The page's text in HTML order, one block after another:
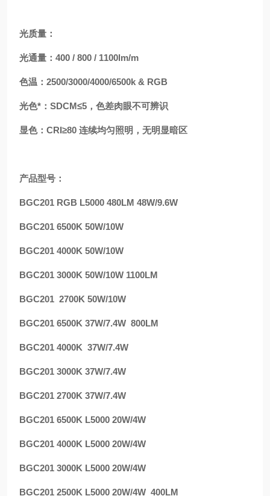
光质量：
光通量：400 / 800 / 1100lm/m
色温：2500/3000/4000/6500k & RGB
光色*：SDCM≤5，色差肉眼不可辨识
显色：CRI≥80 连续均匀照明，无明显暗区
产品型号：
BGC201 RGB L5000 480LM 48W/9.6W
BGC201 6500K 50W/10W
BGC201 4000K 50W/10W
BGC201 3000K 50W/10W 1100LM
BGC201 2700K 50W/10W
BGC201 6500K 37W/7.4W 800LM
BGC201 4000K 37W/7.4W
BGC201 3000K 37W/7.4W
BGC201 2700K 37W/7.4W
BGC201 6500K L5000 20W/4W
BGC201 4000K L5000 20W/4W
BGC201 3000K L5000 20W/4W
BGC201 2500K L5000 20W/4W 400LM